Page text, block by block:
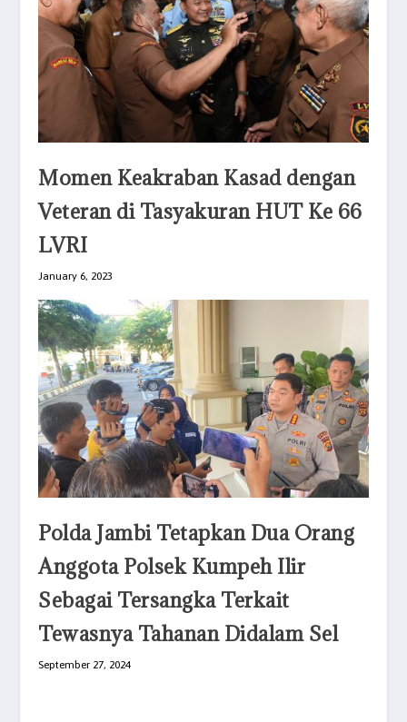
Momen Keakraban Kasad dengan
Veteran di Tasyakuran HUT Ke 66
LVRI
January 6, 2023
Polda Jambi Tetapkan Dua Orang
Anggota Polsek Kumpeh Ilir
Sebagai Tersangka Terkait
Tewasnya Tahanan Didalam Sel
September 27, 2024